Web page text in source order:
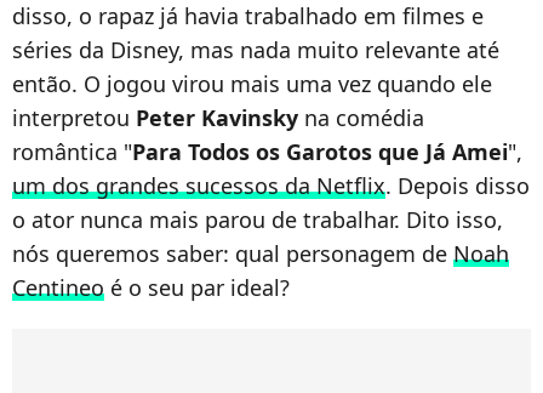
disso, o rapaz já havia trabalhado em filmes e
séries da Disney, mas nada muito relevante até
então. O jogou virou mais uma vez quando ele
interpretou Peter Kavinsky na comédia
romântica "Para Todos os Garotos que Já Amei",
um dos grandes sucessos da Netflix. Depois disso
o ator nunca mais parou de trabalhar. Dito isso,
nós queremos saber: qual personagem de Noah
Centineo é o seu par ideal?